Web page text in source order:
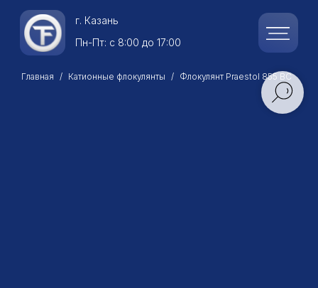
Казань
Пн-Пт: с 8:00 до 17:00
Главная Катионные флокулянты Флокулянт Praestol 855 BC